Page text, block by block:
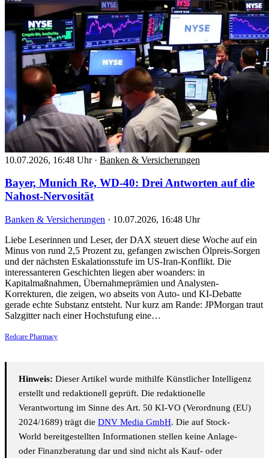
10.07.2026, 16:48 Uhr · Banken & Versicherungen
Bayer, Munich Re, WD-40: Drei Antworten auf die
Nahost-Nervosität
Banken & Versicherungen · 10.07.2026, 16:48 Uhr
Liebe Leserinnen und Leser, der DAX steuert diese Woche auf ein
Minus von rund 2,5 Prozent zu, gefangen zwischen Ölpreis-Sorgen
und der nächsten Eskalationsstufe im US-Iran-Konflikt. Die
interessanteren Geschichten liegen aber woanders: in
Kapitalmaßnahmen, Übernahmeprämien und Analysten-
Korrekturen, die zeigen, wo abseits von Auto- und KI-Debatte
gerade echte Substanz entsteht. Nur kurz am Rande: JPMorgan traut
Salzgitter nach einer Hochstufung eine…
Redcare Pharmacy
Hinweis: Dieser Artikel wurde mithilfe Künstlicher Intelligenz
erstellt und redaktionell geprüft. Die redaktionelle
Verantwortung im Sinne des Art. 50 KI-VO (Verordnung (EU)
2024/1689) trägt die DNV Media GmbH. Die auf Stock-
World bereitgestellten Informationen stellen keine Anlage-
oder Finanzberatung dar und sind nicht als Kauf- oder